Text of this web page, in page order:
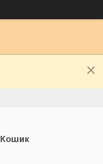
Кошик